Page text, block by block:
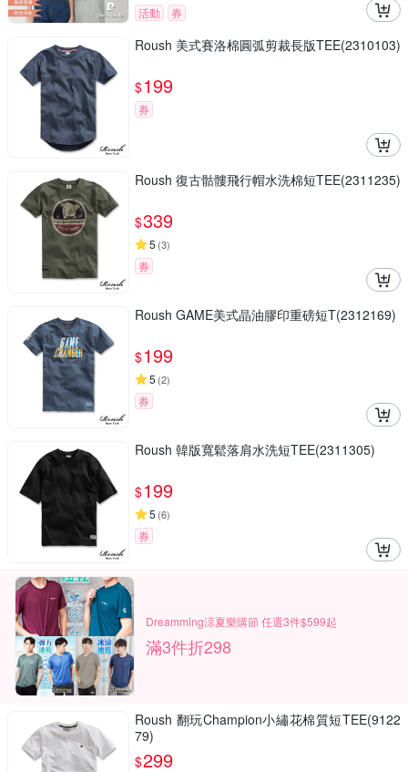
活動 券
Roush 美式賽洛棉圓弧剪裁長版TEE(2310103)
$199
券
Roush 復古骷髏飛行帽水洗棉短TEE(2311235)
$339
5 (3)
券
Roush GAME美式晶油膠印重磅短T(2312169)
$199
5 (2)
券
Roush 韓版寬鬆落肩水洗短TEE(2311305)
$199
5 (6)
券
Dreamming涼夏樂購節 任選3件$599起
滿3件折298
Roush 翻玩Champion小繡花棉質短TEE(9122
79)
$299